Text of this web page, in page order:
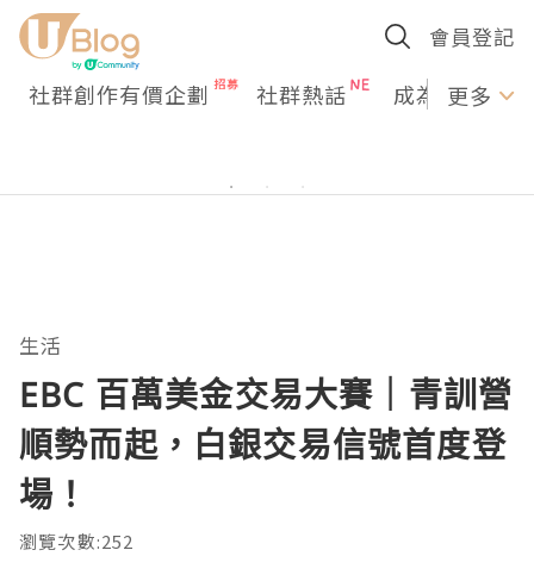
會員登記
社群創作有價企劃 社群熱話 成為U更多
生活
EBC 百萬美金交易大賽｜青訓營
順勢而起，白銀交易信號首度登
場！
瀏覽次數:252